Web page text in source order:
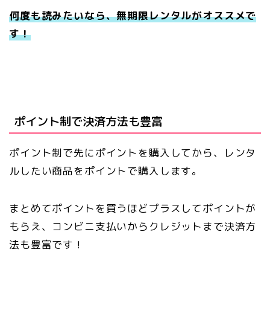
何度も読みたいなら、無期限レンタルがオススメで
す！
ポイント制で決済方法も豊富
ポイント制で先にポイントを購入してから、レンタ
ルしたい商品をポイントで購入します。
まとめてポイントを買うほどプラスしてポイントが
もらえ、コンビニ支払いからクレジットまで決済方
法も豊富です！